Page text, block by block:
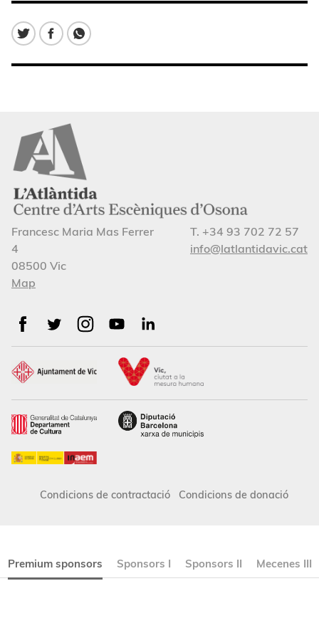
Francesc Maria Mas Ferrer
4
08500 Vic
Map
T. +34 93 702 72 57
info@latlantidavic.cat
Condicions de contractació Condicions de donació
Premium sponsors Sponsors I Sponsors II Mecenes III